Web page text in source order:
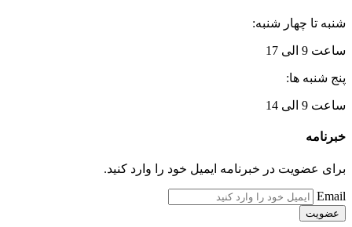
شنبه تا چهار شنبه:
ساعت 9 الی 17
پنج شنبه ها:
ساعت 9 الی 14
خبرنامه
برای عضویت در خبرنامه ایمیل خود را وارد کنید.
Email